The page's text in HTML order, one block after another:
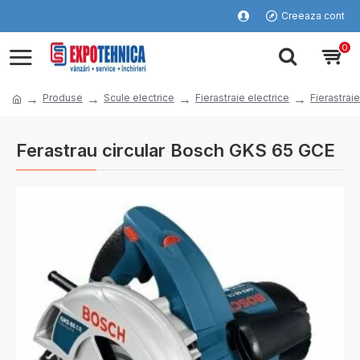
Creeaza cont
0
Produse Scule electrice Fierastraie electrice
Ferastrau circular Bosch GKS 65 GCE